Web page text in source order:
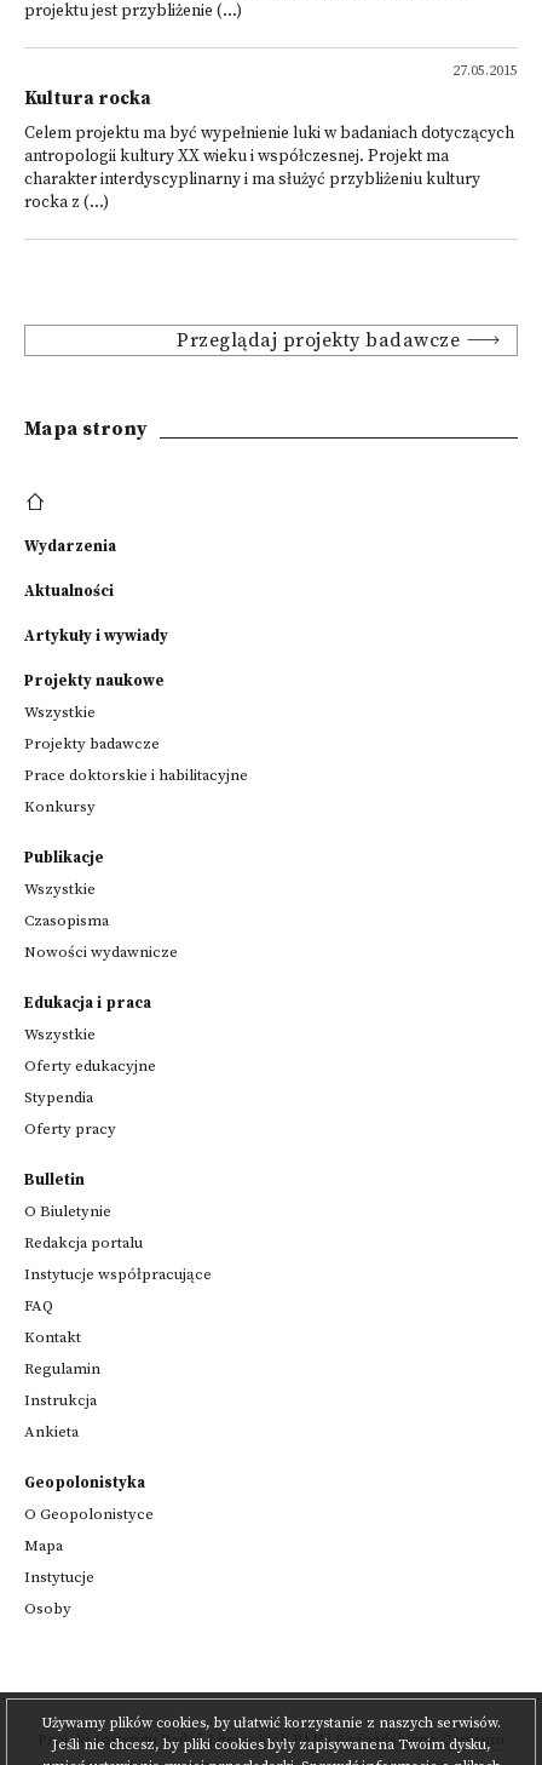
projektu jest przybliżenie (...)
27.05.2015
Kultura rocka
Celem projektu ma być wypełnienie luki w badaniach dotyczących
antropologii kultury XX wieku i współczesnej. Projekt ma
charakter interdyscyplinarny i ma służyć przybliżeniu kultury
rocka z (...)
Przeglądaj projekty badawcze
Używamy plików cookies, by ułatwić korzystanie z naszych serwisów.
Jeśli nie chcesz, by pliki cookies były zapisywanena Twoim dysku,
Mapa strony
Wydarzenia
Aktualności
Artykuły i wywiady
Projekty naukowe
Wszystkie
Projekty badawcze
Prace doktorskie i habilitacyjne
Konkursy
Publikacje
Wszystkie
Czasopisma
Nowości wydawnicze
Edukacja i praca
Wszystkie
Oferty edukacyjne
Stypendia
Oferty pracy
Bulletin
O Biuletynie
Redakcja portalu
Instytucje współpracujące
FAQ
Kontakt
Regulamin
Instrukcja
Ankieta
Geopolonistyka
O Geopolonistyce
Mapa
Instytucje
Osoby
ProjektInstytutu Badań Literackich PANiPoznańskiego Centrum